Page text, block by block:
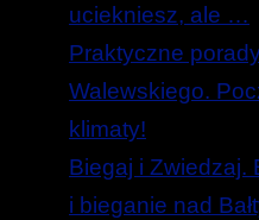
uciekniesz, ale …
Praktyczne
Walewskiego.
klimaty!
Biegaj i Zwiedzaj.
i bieganie nad